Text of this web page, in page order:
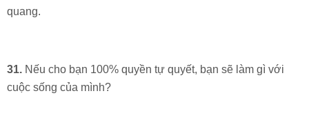
quang.
31. Nếu cho bạn 100% quyền tự quyết, bạn sẽ làm gì với
cuộc sống của mình?